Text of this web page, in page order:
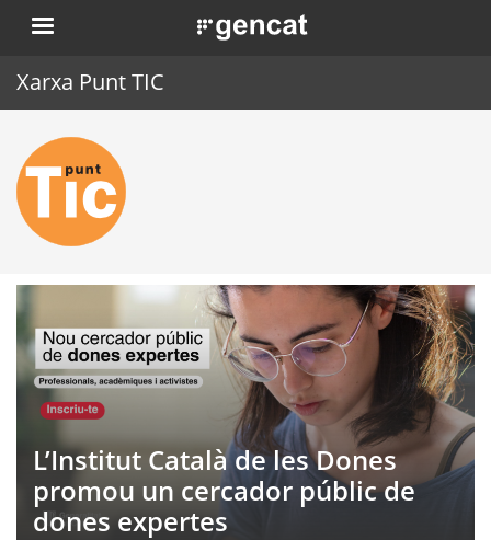
Vés
al
. Obre en una nova finestra.
Xarxa Punt TIC
Inici
Punt TIC
Actualitat
Formació
Eines
L’Institut Català de les Dones
promou un cercador públic de
dones expertes